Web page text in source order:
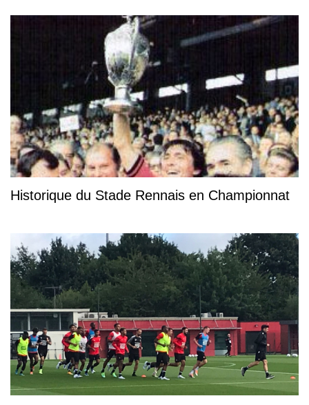
Historique du Stade Rennais en Championnat